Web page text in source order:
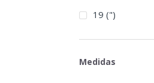
19 (")
Medidas